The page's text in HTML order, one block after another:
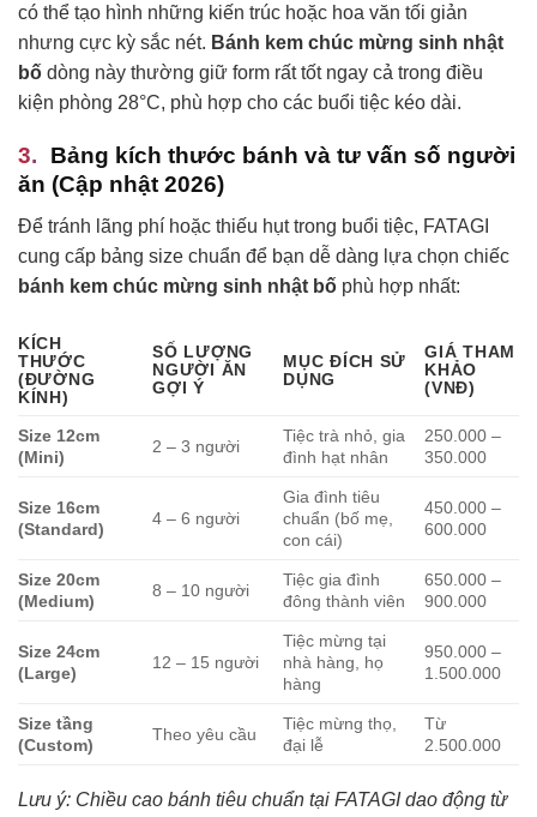
có thể tạo hình những kiến trúc hoặc hoa văn tối giản
nhưng cực kỳ sắc nét. Bánh kem chúc mừng sinh nhật
bố dòng này thường giữ form rất tốt ngay cả trong điều
kiện phòng 28°C, phù hợp cho các buổi tiệc kéo dài.
Bảng kích thước bánh và tư vấn số người
ăn (Cập nhật 2026)
Để tránh lãng phí hoặc thiếu hụt trong buổi tiệc, FATAGI
cung cấp bảng size chuẩn để bạn dễ dàng lựa chọn chiếc
bánh kem chúc mừng sinh nhật bố phù hợp nhất:
KÍCH
THƯỚC
(ĐƯỜNG
KÍNH)
SỐ LƯỢNG
NGƯỜI ĂN
GỢI Ý
MỤC ĐÍCH SỬ
DỤNG
GIÁ THAM
KHẢO
(VNĐ)
Size 12cm
(Mini)
2 – 3 người
Tiệc trà nhỏ, gia
đình hạt nhân
250.000 –
350.000
Size 16cm
(Standard)
4 – 6 người
Gia đình tiêu
chuẩn (bố mẹ,
con cái)
450.000 –
600.000
Size 20cm
(Medium)
8 – 10 người
Tiệc gia đình
đông thành viên
650.000 –
900.000
Size 24cm
(Large)
12 – 15 người
Tiệc mừng tại
nhà hàng, họ
hàng
950.000 –
1.500.000
Size tầng
(Custom)
Theo yêu cầu
Tiệc mừng thọ,
đại lễ
Từ
2.500.000
Lưu ý: Chiều cao bánh tiêu chuẩn tại FATAGI dao động từ